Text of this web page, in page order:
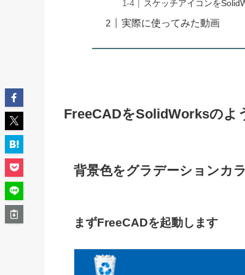
スケッチアイコンを
実際に使ってみた動画
FreeCADをSolidWorksのよ
背景色をグラデーションカ
まずFreeCADを起動します